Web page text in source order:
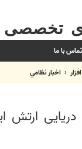
تخصصی
تماس با ما
اخبار نظامي
دریایی ارتش